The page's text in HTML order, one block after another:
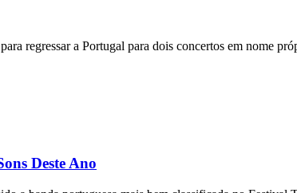
regressar a Portugal para dois concertos em nome
Deste Ano